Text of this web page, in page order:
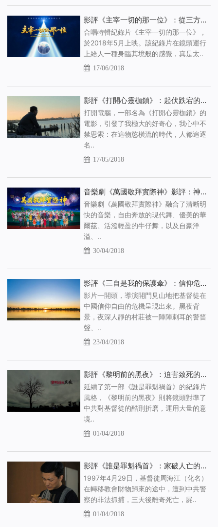
影評《主宰一切的那一位》：從三方面看萬物由誰主宰
合唱特輯紀錄片《主宰一切的那一位》，
於2018年5月上映。該紀錄片在鏡頭運行
上給人一種身臨其境般的感覺，真是太..
17/06/2018
影評《打開心靈枷鎖》：起伏跌宕的人生該如何面對
打開電腦，一部名為《打開心靈枷鎖》的
電影，引發了我極大的好奇心，我心中不
禁思索：在這物慾橫流的時代，人都追逐
名..
17/05/2018
音樂劇《萬國敬拜實際神》影評：神回來了？
音樂劇《萬國敬拜實際神》融合了清晰明
快的音樂，自由奔放的現代舞、優美的華
爾茲、活潑輕盈的牛仔舞，以及自豪洋
溢、..
30/04/2018
影評《三自是我的保護傘》：信仰危機四伏，三自教堂真能救人的命嗎
影片一開頭，導演開門見山地把基督徒在
中國信仰自由的危機呈現出來。黑夜背
景，夜深人靜的村莊被一陣陣刺耳的警笛
聲、..
23/04/2018
影評《黎明前的黑夜》：迫害致死的案例
延續了第一部《誰是罪魁禍首》的紀錄片
風格，《黎明前的黑夜》則將鏡頭對準了
中共對基督徒的酷刑折磨，運用大量的意
境..
01/04/2018
影評《誰是罪魁禍首》：家破人亡的始作俑者
1997年4月29日，基督徒周海江（化名）
在轉移教會財物歸來的途中，遭到中共警
察的非法抓捕，三天後離奇死亡，屍..
01/04/2018